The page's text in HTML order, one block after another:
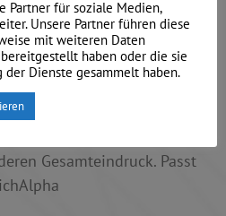
gegenseitig doch, unser
and google drauf
Mehrere
sie sind
Verdachtsgrund je den
Gesamteindruck. Passt
Partner für soziale Medien,
Unsere Partner führen diese
mit weiteren Daten
haben oder die sie
der Dienste gesammelt haben.